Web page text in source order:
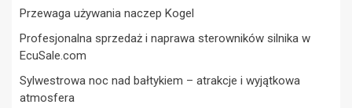
Przewaga używania naczep Kogel
Profesjonalna sprzedaż i naprawa sterowników silnika w
EcuSale.com
Sylwestrowa noc nad bałtykiem – atrakcje i wyjątkowa
atmosfera